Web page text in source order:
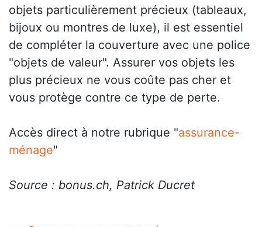
objets particulièrement précieux (tableaux,
bijoux ou montres de luxe), il est essentiel
de compléter la couverture avec une police
"objets de valeur". Assurer vos objets les
plus précieux ne vous coûte pas cher et
vous protège contre ce type de perte.
Accès direct à notre rubrique "assurance-
ménage"
Source : bonus.ch, Patrick Ducret